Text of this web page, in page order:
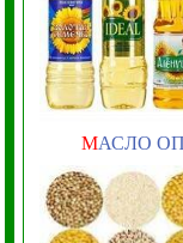
МАСЛО